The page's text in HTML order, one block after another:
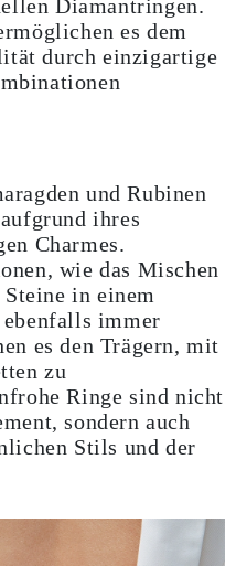
Diamantringen.
es dem
durch einzigartige
und Rubinen
ihres
Charmes.
wie das Mischen
in einem
immer
es den Trägern, mit
zu
Ringe sind nicht
sondern auch
Stils und der